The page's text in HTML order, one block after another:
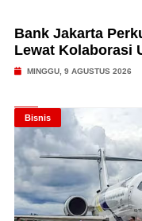
Bank Jakarta
Lewat Kolaborasi
MINGGU, 9 AGUSTUS 2026
Bisnis